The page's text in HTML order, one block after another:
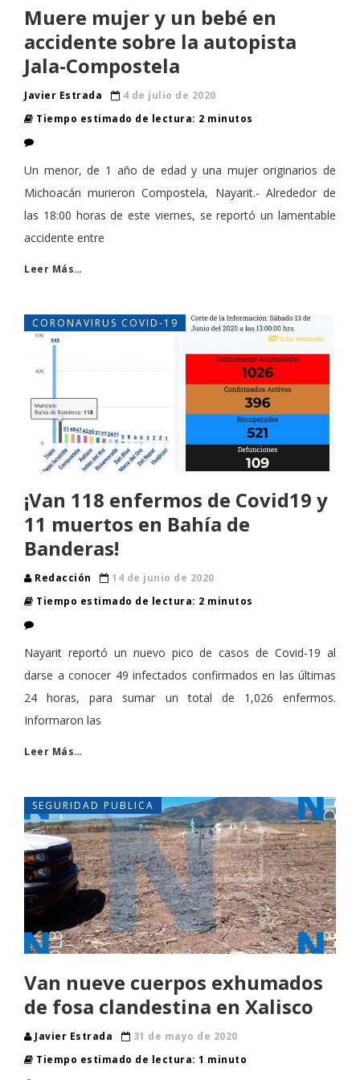
Muere mujer y un bebé en
accidente sobre la autopista
Jala-Compostela
Javier Estrada
4 de julio de 2020
Tiempo estimado de lectura: 2 minutos
Un menor, de 1 año de edad y una mujer originarios de
Michoacán murieron Compostela, Nayarit.- Alrededor de
las 18:00 horas de este viernes, se reportó un lamentable
accidente entre
Leer Más…
CORONAVIRUS COVID-19
¡Van 118 enfermos de Covid19 y
11 muertos en Bahía de
Banderas!
Redacción
14 de junio de 2020
Tiempo estimado de lectura: 2 minutos
Nayarit reportó un nuevo pico de casos de Covid-19 al
darse a conocer 49 infectados confirmados en las últimas
24 horas, para sumar un total de 1,026 enfermos.
Informaron las
Leer Más…
SEGURIDAD PUBLICA
Van nueve cuerpos exhumados
de fosa clandestina en Xalisco
Javier Estrada
31 de mayo de 2020
Tiempo estimado de lectura: 1 minuto